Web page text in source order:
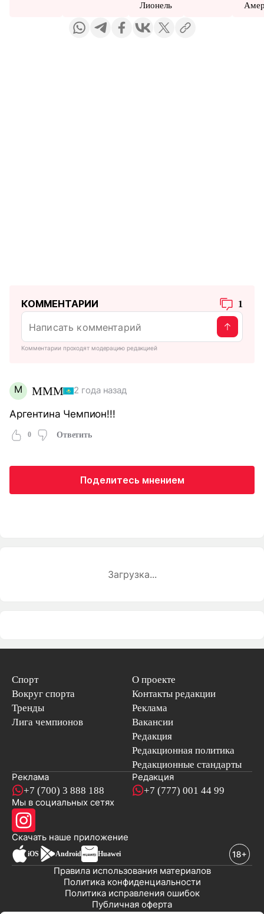
Лионель
КОММЕНТАРИИ 1
Комментарии проходят модерацию редакцией
М МММ 2 года назад
Аргентина Чемпион!!!
0 Ответить
Поделитесь мнением
Загрузка...
Спорт
Вокруг спорта
Тренды
Лига чемпионов
О проекте
Контакты редакции
Реклама
Вакансии
Редакция
Редакционная политика
Редакционные стандарты
Реклама
+7 (700) 3 888 188
Редакция
+7 (777) 001 44 99
Мы в социальных сетях
Скачать наше приложениеновостей
iOS Android Huawei
Публичная оферта
Политика исправления ошибок
Политика конфиденциальности
Правила использования материалов